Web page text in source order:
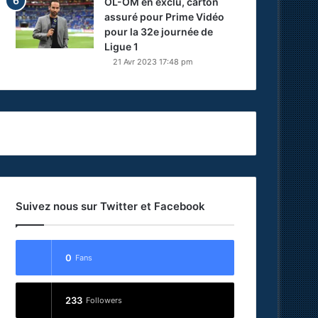
assuré pour Prime Vidéo
pour la 32e journée de
Ligue 1
21 Avr 2023 17:48 pm
Suivez nous sur Twitter et Facebook
0 Fans
233 Followers